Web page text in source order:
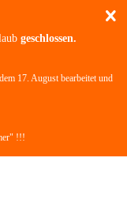
geschlossen.
17. August bearbeitet und
!!!